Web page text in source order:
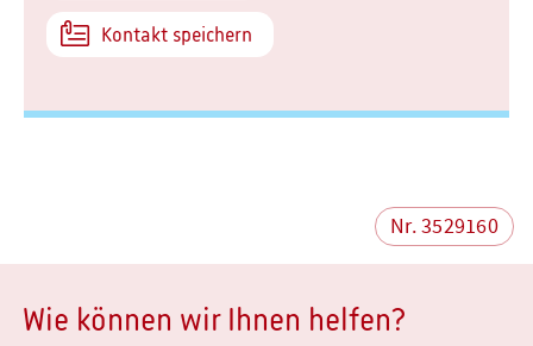
Kontakt speichern
Nr. 3529160
Wie können wir Ihnen helfen?